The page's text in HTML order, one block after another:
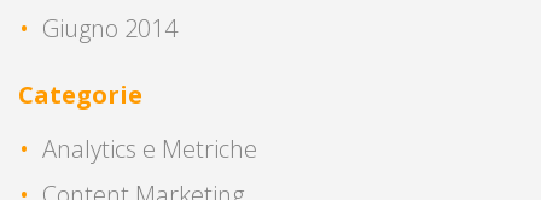
Giugno 2014
Categorie
Analytics e Metriche